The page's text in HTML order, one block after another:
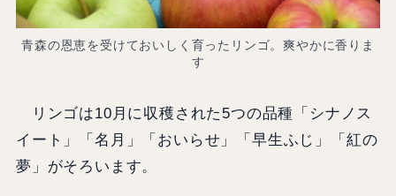
青森の恩恵を受けておいしく育ったリンゴ。爽やかに香りま
す
リンゴは10月に収穫された5つの品種「シナノス
イート」「名月」「おいらせ」「早生ふじ」「紅の
夢」がそろいます。